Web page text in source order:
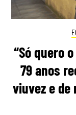
“Só quero
79 anos
viuvez e de